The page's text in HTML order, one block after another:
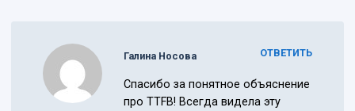
ОТВЕТИТЬ
Галина Носова
Спасибо за понятное объяснение
про TTFB! Всегда видела эту